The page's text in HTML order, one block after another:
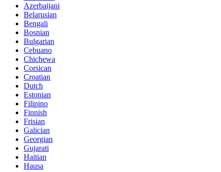
Azerbaijani
Belarusian
Bengali
Bosnian
Bulgarian
Cebuano
Chichewa
Corsican
Croatian
Dutch
Estonian
Filipino
Finnish
Frisian
Galician
Georgian
Gujarati
Haitian
Hausa